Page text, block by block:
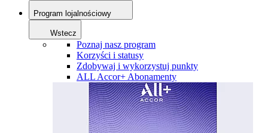
Program lojalnościowy
Wstecz
Poznaj nasz program
Korzyści i statusy
Zdobywaj i wykorzystuj punkty
ALL Accor+ Abonamenty